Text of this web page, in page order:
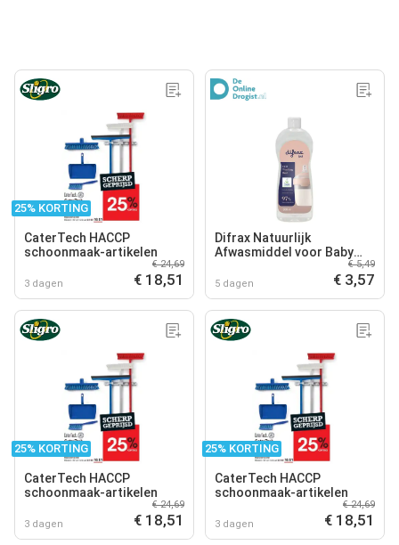
25% KORTING
CaterTech HACCP
schoonmaak-artikelen
3 dagen
€ 24,69
€ 18,51
Difrax Natuurlijk
Afwasmiddel voor Baby
5 dagen
€ 5,49
€ 3,57
25% KORTING
CaterTech HACCP
schoonmaak-artikelen
3 dagen
€ 24,69
€ 18,51
25% KORTING
CaterTech HACCP
schoonmaak-artikelen
3 dagen
€ 24,69
€ 18,51